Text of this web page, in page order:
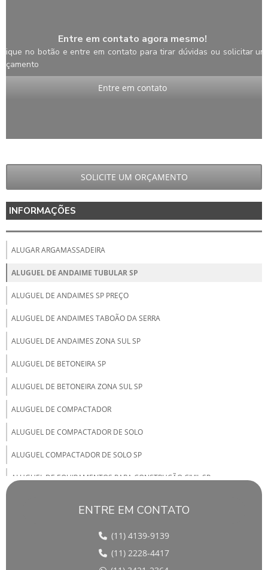
Entre em contato agora mesmo!
no botão e entre em contato para tirar dúvidas ou solicitar um
Entre em contato
SOLICITE UM ORÇAMENTO
INFORMAÇÕES
ALUGAR ARGAMASSADEIRA
ALUGUEL DE ANDAIME TUBULAR SP
ALUGUEL DE ANDAIMES SP PREÇO
ALUGUEL DE ANDAIMES TABOÃO DA SERRA
ALUGUEL DE ANDAIMES ZONA SUL SP
ALUGUEL DE BETONEIRA SP
ALUGUEL DE BETONEIRA ZONA SUL SP
ALUGUEL DE COMPACTADOR
ALUGUEL DE COMPACTADOR DE SOLO
ALUGUEL COMPACTADOR DE SOLO SP
ALUGUEL DE EQUIPAMENTOS PARA CONSTRUÇÃO CIVIL SP
ENTRE EM CONTATO
(11) 4139-9139
(11) 2228-4417